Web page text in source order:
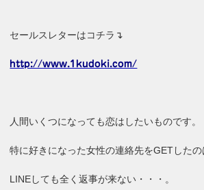
セールスレターはコチラ↴
http://www.1kudoki.com/
人間いくつになっても恋はしたいものです。
特に好きになった女性の連絡先をGETした
LINEしても全く返事が来ない・・・。